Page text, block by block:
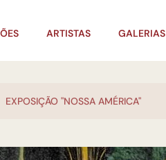
ARTISTAS GALERIAS
EXPOSIÇÃO "NOSSA AMÉRICA"